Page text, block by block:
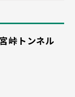
峠トンネル